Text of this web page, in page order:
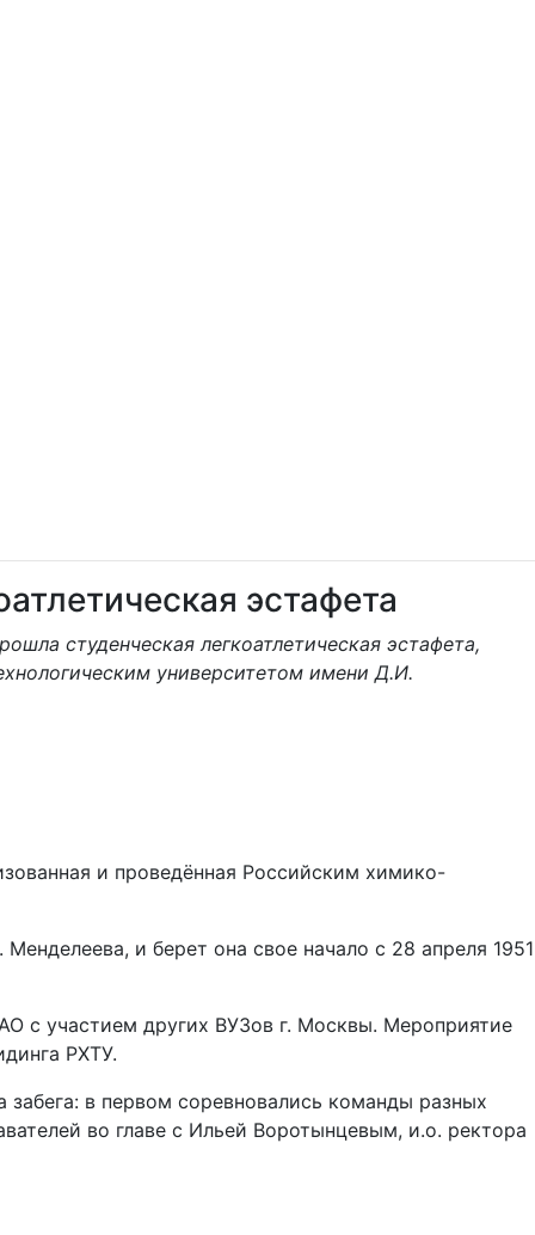
эстафета
студенческая легкоатлетическая эстафета,
университетом имени Д.И.
и проведённая Российским химико-
и берет она свое начало с 28 апреля 1951
с участием других ВУЗов г. Москвы. Мероприятие
РХТУ.
в первом соревновались команды разных
во главе с Ильей Воротынцевым, и.о. ректора